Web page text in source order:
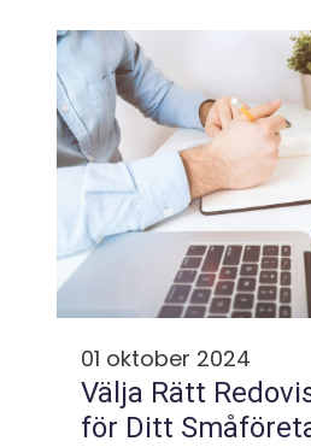
kostnader utan ...
01 oktober 2024
Välja Rätt
för Ditt